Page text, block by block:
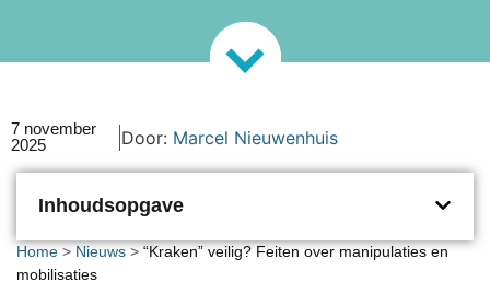
7 november
2025
Door: Marcel Nieuwenhuis
Inhoudsopgave
Home >Nieuws >“Kraken” veilig? Feiten over manipulaties en
mobilisaties